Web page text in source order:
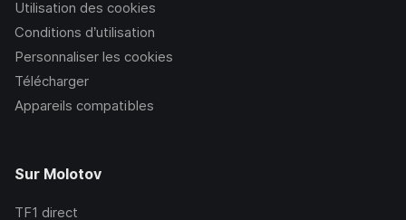
Utilisation des cookies
Conditions d’utilisation
Personnaliser les cookies
Télécharger
Appareils compatibles
Sur Molotov
TF1 direct